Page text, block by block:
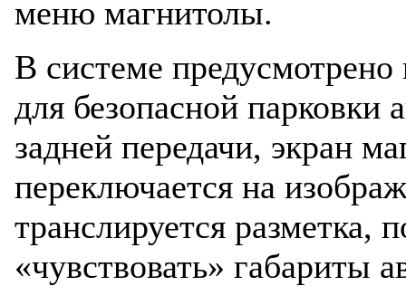
меню магнитолы.
В системе
для безопасной
задней передачи, экран
переключается на
транслируется разметка,
«чувствовать» габариты